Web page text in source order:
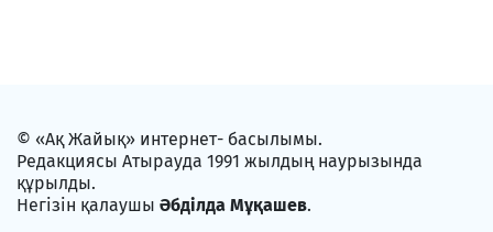
© «Ақ Жайық» интернет- басылымы.
Редакциясы Атырауда 1991 жылдың наурызында
құрылды.
Негізін қалаушы Әбділда Мұқашев.